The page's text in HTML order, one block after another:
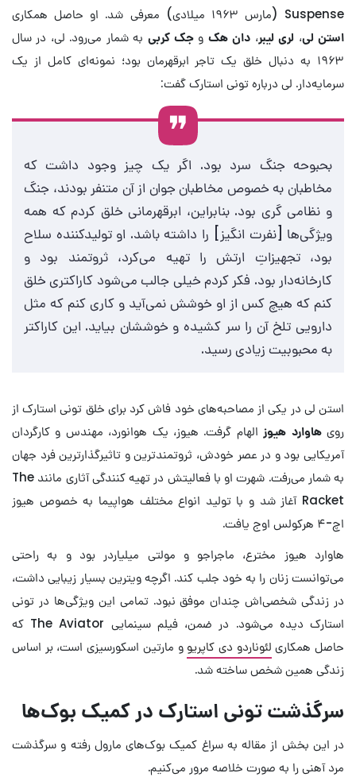
Suspense (مارس ۱۹۶۳ میلادی) معرفی شد. او حاصل همکاری
استن لی، لری لیبر، دان هک و جک کربی به شمار می‌رود. لی، در سال
۱۹۶۳ به دنبال خلق یک تاجر ابرقهرمان بود؛ نمونه‌ای کامل از یک
سرمایه‌دار. لی درباره تونی استارک گفت:
بحبوحه جنگ سرد بود. اگر یک چیز وجود داشت که
مخاطبان به خصوص مخاطبان جوان از آن متنفر بودند، جنگ
و نظامی گری بود. بنابراین، ابرقهرمانی خلق کردم که همه
ویژگی‌ها [نفرت انگیز] را داشته باشد. او تولیدکننده سلاح
بود، تجهیزاتِ ارتش را تهیه می‌کرد، ثروتمند بود و
کارخانه‌دار بود. فکر کردم خیلی جالب می‌شود کاراکتری خلق
کنم که هیچ کس از او خوشش نمی‌آید و کاری کنم که مثل
دارویی تلخ آن را سر کشیده و خوششان بیاید. این کاراکتر
به محبوبیت زیادی رسید.
استن لی در یکی از مصاحبه‌های خود فاش کرد برای خلق تونی استارک از
رویهاوارد هیوز الهام گرفت. هیوز، یک هوانورد، مهندس و کارگردان
آمریکایی بود و در عصر خودش، ثروتمندترین و تاثیرگذارترین فرد جهان
به شمار می‌رفت. شهرت او با فعالیتش در تهیه کنندگی آثاری مانند The
Racket آغاز شد و با تولید انواع مختلف هواپیما به خصوص هیوز
اچ-۴ هرکولس اوج یافت.
هاوارد هیوز مخترع، ماجراجو و مولتی میلیاردر بود و به راحتی
می‌توانست زنان را به خود جلب کند. اگرچه ویترین بسیار زیبایی داشت،
در زندگی شخصی‌اش چندان موفق نبود. تمامی این ویژگی‌ها در تونی
استارک دیده می‌شود. در ضمن، فیلم سینمایی The Aviator که
حاصل همکاری لئوناردو دی کاپریو و مارتین اسکورسیزی است، بر اساس
زندگی همین شخص ساخته شد.
سرگذشت تونی استارک در کمیک بوک‌ها
در این بخش از مقاله به سراغ کمیک بوک‌های مارول رفته و سرگذشت
مرد آهنی را به صورت خلاصه مرور می‌کنیم.